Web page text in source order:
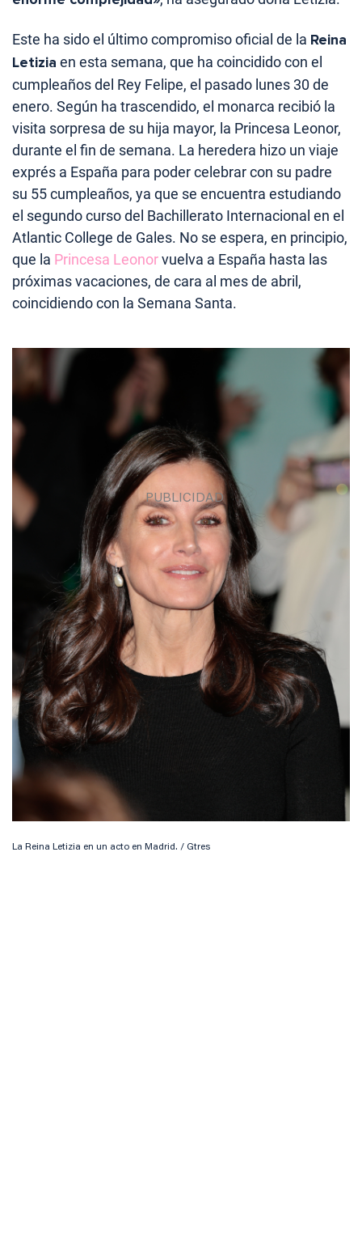
Este ha sido el último compromiso oficial de la Reina
Letizia en esta semana, que ha coincidido con el
cumpleaños del Rey Felipe, el pasado lunes 30 de
enero. Según ha trascendido, el monarca recibió la
visita sorpresa de su hija mayor, la Princesa Leonor,
durante el fin de semana. La heredera hizo un viaje
exprés a España para poder celebrar con su padre
su 55 cumpleaños, ya que se encuentra estudiando
el segundo curso del Bachillerato Internacional en el
Atlantic College de Gales. No se espera, en principio,
que la Princesa Leonorvuelva a España hasta las
próximas vacaciones, de cara al mes de abril,
coincidiendo con la Semana Santa.
La Reina Letizia en un acto en Madrid. / Gtres